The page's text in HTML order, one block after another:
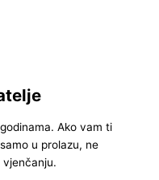
Ako vam ti
u prolazu, ne